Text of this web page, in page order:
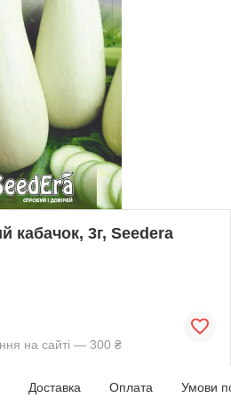
кабачок, 3г, Seedera
на сайті — 300 ₴
Доставка Оплата Умови